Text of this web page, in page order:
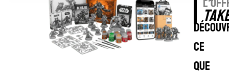
ce
que